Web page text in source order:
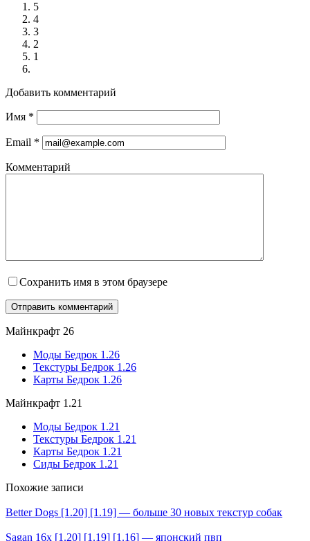
5
4
3
2
1
Добавить комментарий
Имя *
Email *
Комментарий
Сохранить имя в этом браузере
Майнкрафт 26
Моды Бедрок 1.26
Текстуры Бедрок 1.26
Карты Бедрок 1.26
Майнкрафт 1.21
Моды Бедрок 1.21
Текстуры Бедрок 1.21
Карты Бедрок 1.21
Сиды Бедрок 1.21
Похожие записи
Better Dogs [1.20] [1.19] — больше 30 новых текстур собак
Sagan 16x [1.20] [1.19] [1.16] — японский пвп